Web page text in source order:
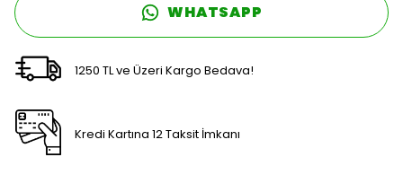
WHATSAPP
1250 TL ve Üzeri Kargo Bedava!
Kredi Kartına 12 Taksit İmkanı